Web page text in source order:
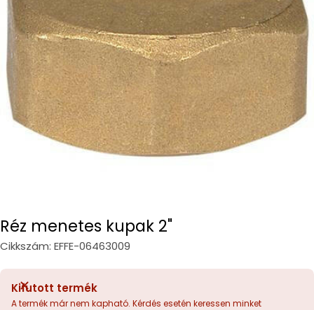
media 0 in modal
Réz menetes kupak 2"
Cikkszám: EFFE-06463009
Kifutott termék
A termék már nem kapható. Kérdés esetén keressen minket